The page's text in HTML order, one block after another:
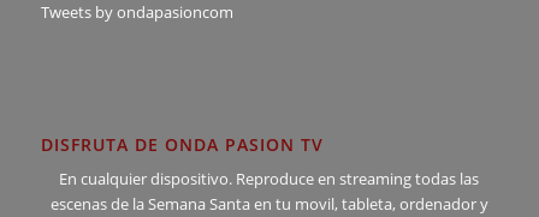
Tweets by ondapasioncom
DISFRUTA DE ONDA PASION TV
En cualquier dispositivo. Reproduce en streaming todas las
escenas de la Semana Santa en tu movil, tableta, ordenador y